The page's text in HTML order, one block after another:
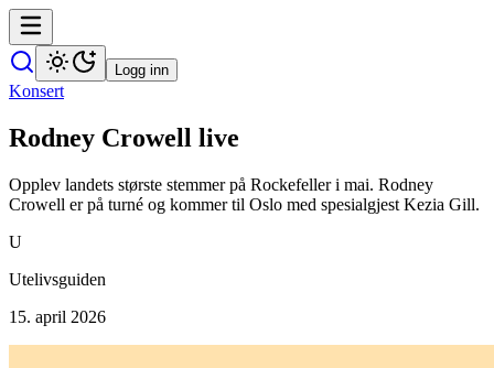
Logg inn
Konsert
Rodney Crowell live
Opplev landets største stemmer på Rockefeller i mai. Rodney
Crowell er på turné og kommer til Oslo med spesialgjest Kezia Gill.
U
Utelivsguiden
15. april 2026